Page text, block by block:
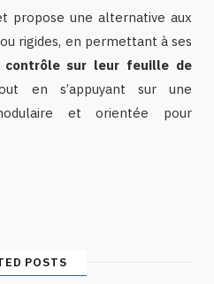
propose une alternative aux
rigides, en permettant à ses
contrôle sur leur feuille de
en s’appuyant sur une
et orientée pour
POSTS